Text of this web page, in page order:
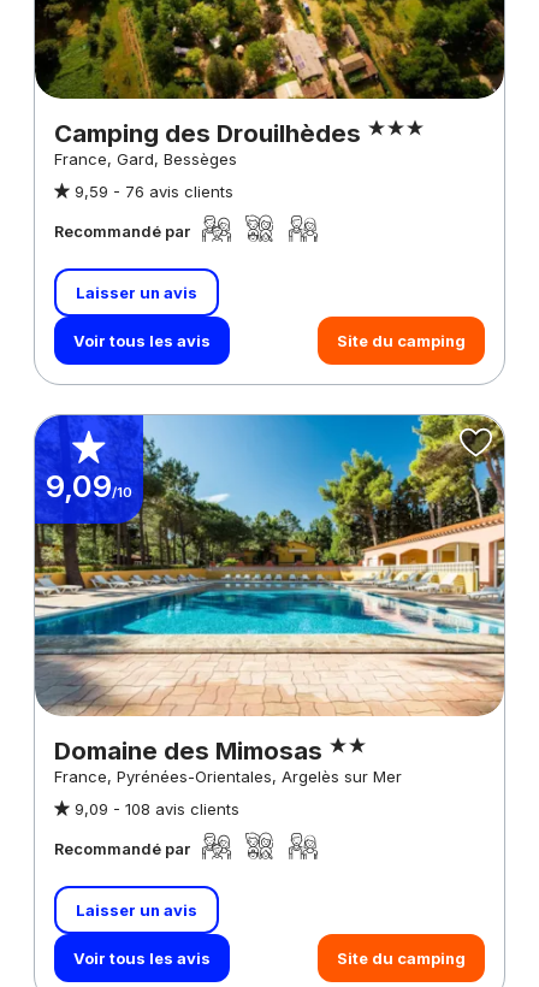
Camping des Drouilhèdes
France, Gard, Bessèges
9,59 - 76 avis clients
Recommandé par
Laisser un avis
Voir tous les avis Site du camping
9,09/10
Domaine des Mimosas
France, Pyrénées-Orientales, Argelès sur Mer
9,09 - 108 avis clients
Recommandé par
Laisser un avis
Voir tous les avis Site du camping